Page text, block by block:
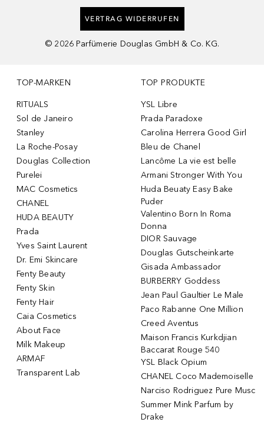
VERTRAG WIDERRUFEN
© 2026 Parfümerie Douglas GmbH & Co. KG.
TOP-MARKEN
RITUALS
Sol de Janeiro
Stanley
La Roche-Posay
Douglas Collection
Purelei
MAC Cosmetics
CHANEL
HUDA BEAUTY
Prada
Yves Saint Laurent
Dr. Emi Skincare
Fenty Beauty
Fenty Skin
Fenty Hair
Caia Cosmetics
About Face
Milk Makeup
ARMAF
Transparent Lab
TOP PRODUKTE
YSL Libre
Prada Paradoxe
Carolina Herrera Good Girl
Bleu de Chanel
Lancôme La vie est belle
Armani Stronger With You
Huda Beuaty Easy Bake
Puder
Valentino Born In Roma
Donna
DIOR Sauvage
Douglas Gutscheinkarte
Gisada Ambassador
BURBERRY Goddess
Jean Paul Gaultier Le Male
Paco Rabanne One Million
Creed Aventus
Maison Francis Kurkdjian
Baccarat Rouge 540
YSL Black Opium
CHANEL Coco Mademoiselle
Narciso Rodriguez Pure Musc
Summer Mink Parfum by
Drake